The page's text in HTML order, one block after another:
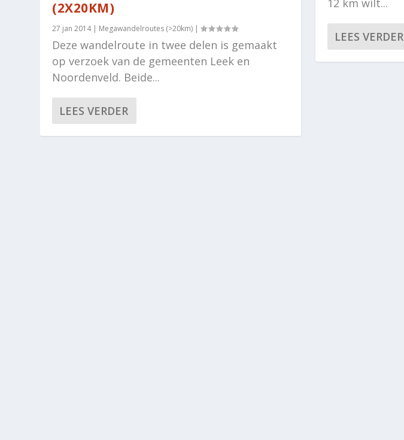
(2X20KM)
27 jan 2014| Megawandelroutes (>20km) |
Deze wandelroute in twee delen is gemaakt
op verzoek van de gemeenten Leek en
Noordenveld. Beide...
LEES VERDER
12 km wilt...
LEES VERDER